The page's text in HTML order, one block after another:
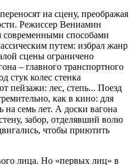
на сцену, преображая
Режиссер Вениамин
способами
путем: избрал жанр
сцены ограничено
– главного транспортного
стук колес стенка
пейзажи: лес, степь... Поезд
как в кино: для
на семь лет. А доски вагона
забор, отделявший волю
чтобы приютить
лица. Но «первых лиц» в